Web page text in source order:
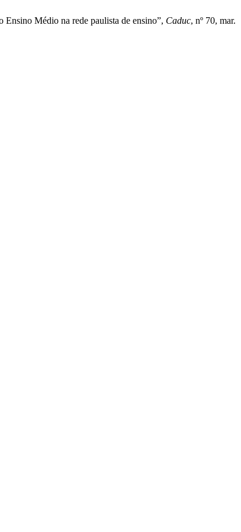
Médio na rede paulista de ensino”, Caduc, nº 70, mar.